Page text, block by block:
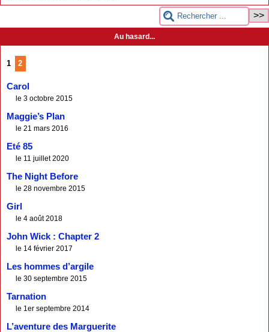
Au hasard...
1 2
Carol
le 3 octobre 2015
Maggie’s Plan
le 21 mars 2016
Eté 85
le 11 juillet 2020
The Night Before
le 28 novembre 2015
Girl
le 4 août 2018
John Wick : Chapter 2
le 14 février 2017
Les hommes d’argile
le 30 septembre 2015
Tarnation
le 1er septembre 2014
L’aventure des Marguerite